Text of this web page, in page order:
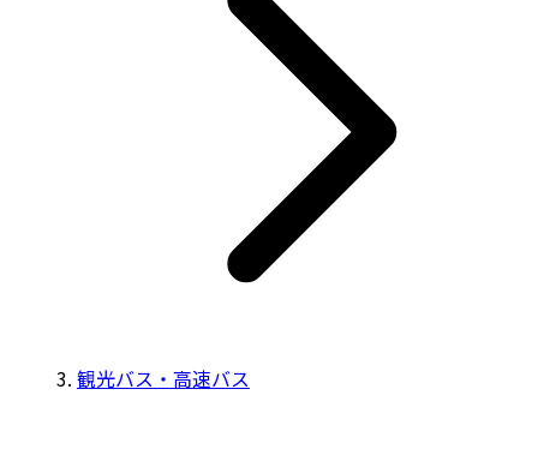
観光バス・高速バス